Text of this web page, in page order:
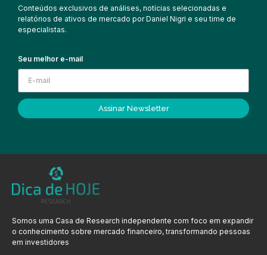
Conteúdos exclusivos de análises, notícias selecionadas e
relatórios de ativos de mercado por Daniel Nigri e seu time de
especialistas.
Seu melhor e-mail
Assinar Newsletter
Somos uma Casa de Research independente com foco em expandir
o conhecimento sobre mercado financeiro, transformando pessoas
em investidores